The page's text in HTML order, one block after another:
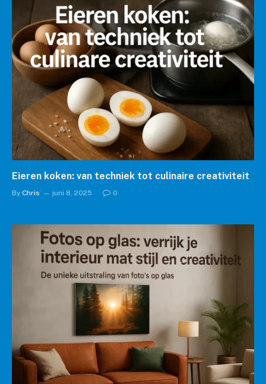
Eieren koken: van techniek tot culinaire creativiteit
By Chris juni 8, 2025 0